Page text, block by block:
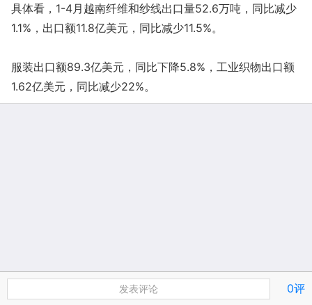
具体看，1-4月越南纤维和纱线出口量52.6万吨，同比减少
1.1%，出口额11.8亿美元，同比减少11.5%。
服装出口额89.3亿美元，同比下降5.8%，工业织物出口额
1.62亿美元，同比减少22%。
发表评论 0评